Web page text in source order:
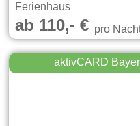
Ferienhaus
ab 110,- €pro
aktivCARD